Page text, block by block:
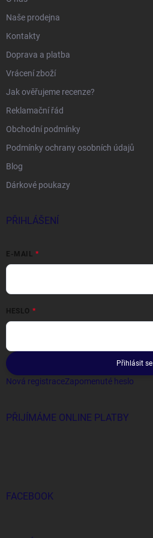
Naše prodejna
Kontakty
Doprava a platba
Vrácení zboží
Jak ověřujeme recenze?
Reklamační řád
Obchodní podmínky
Podmínky ochrany osobních údajů
Blog
Dárkové poukazy
PŘIHLÁŠENÍ
E-MAIL
HESLO
Přihlásit se
Nová registraceZapomenuté heslo
PŘIJÍMÁME ONLINE PLATBY
FACEBOOK